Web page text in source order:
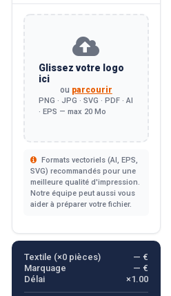
Glissez votre logo
ici
ou parcourir
PNG · JPG · SVG · PDF · AI
· EPS — max 20 Mo
Formats vectoriels (AI, EPS,
SVG) recommandés pour une
meilleure qualité d'impression.
Notre équipe peut aussi vous
aider à préparer votre fichier.
Textile (×0pièces)
— €
Marquage
— €
Délai
×1.00